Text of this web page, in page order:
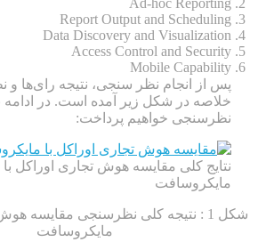
Ad-hoc Reporting
Report Output and Scheduling
Data Discovery and Visualization
Access Control and Security
Mobile Capability
پس از انجام نظر سنجی، نتیجه رای‌ها
خلاصه در شکل زیر آمده است. در ادامه
نظرسنجی خواهیم پرداخت:
نتایج کلی مقایسه هوش تجاری اوراکل با
مایکروسافت
شکل 1 : نتیجه کلی نظرسنجی مقایسه
مایکروسافت